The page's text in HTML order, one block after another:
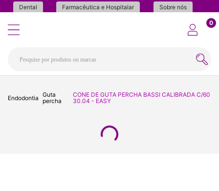
Dental Farmacêutica e Hospitalar Sobre nós
0
Endodontia Guta
percha
CONE DE GUTA PERCHA BASSI CALIBRADA C/60
30.04 - EASY